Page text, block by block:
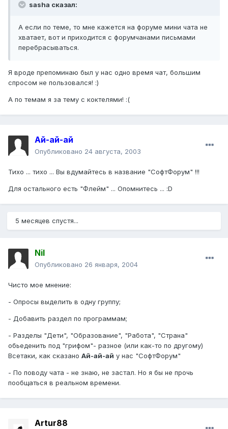
sasha сказал:
А если по теме, то мне кажется на форуме мини чата не
хватает, вот и приходится с форумчанами письмами
перебрасываться.
Я вроде препоминаю был у нас одно время чат, большим
спросом не пользовался! :)
А по темам я за тему с коктелями! :(
Ай-ай-ай
Опубликовано 24 августа, 2003
Тихо ... тихо ... Вы вдумайтесь в название "СофтФорум" !!!
Для остального есть "Флейм" ... Опомнитесь ... :D
5 месяцев спустя...
Nil
Опубликовано 26 января, 2004
Чисто мое мнение:
- Опросы выделить в одну группу;
- Добавить раздел по программам;
- Разделы "Дети", "Образование", "Работа", "Страна"
обьеденить под "грифом"- разное (или как-то по другому)
Всетаки, как сказано Ай-ай-ай у нас "СофтФорум"
- По поводу чата - не знаю, не застал. Но я бы не прочь
пообщаться в реальном времени.
Artur88